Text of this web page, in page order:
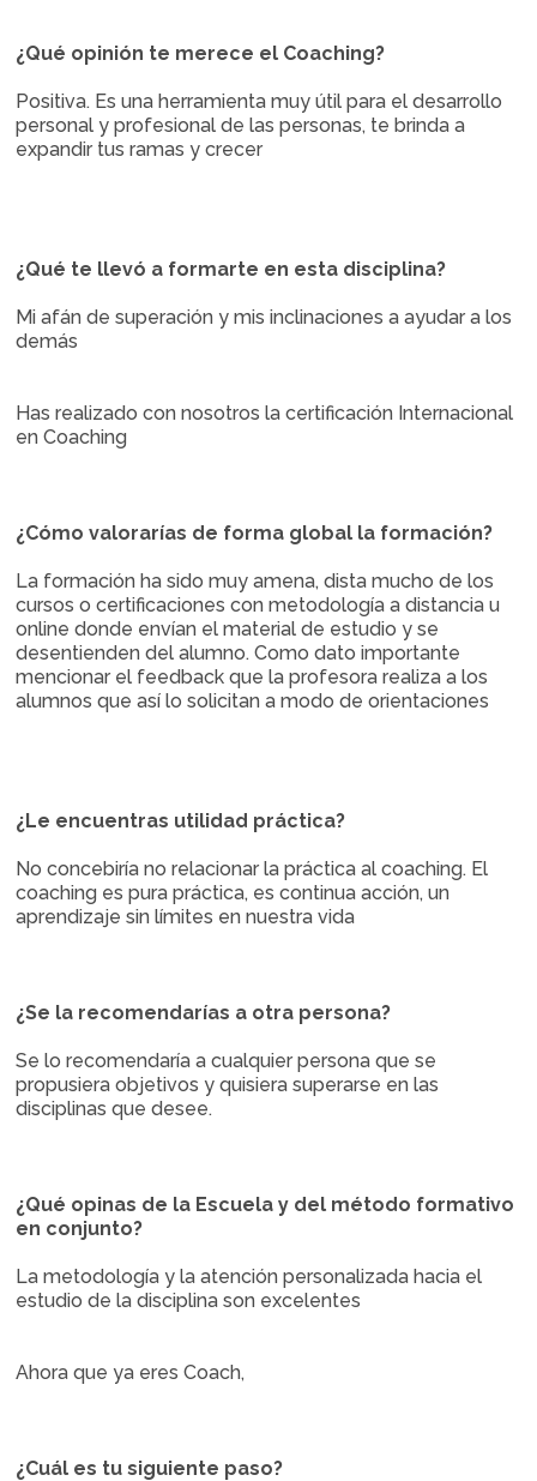
¿Qué opinión te merece el Coaching?
Positiva. Es una herramienta muy útil para el desarrollo
personal y profesional de las personas, te brinda a
expandir tus ramas y crecer
¿Qué te llevó a formarte en esta disciplina?
Mi afán de superación y mis inclinaciones a ayudar a los
demás
Has realizado con nosotros la certificación Internacional
en Coaching
¿Cómo valorarías de forma global la formación?
La formación ha sido muy amena, dista mucho de los
cursos o certificaciones con metodología a distancia u
online donde envían el material de estudio y se
desentienden del alumno. Como dato importante
mencionar el feedback que la profesora realiza a los
alumnos que así lo solicitan a modo de orientaciones
¿Le encuentras utilidad práctica?
No concebiría no relacionar la práctica al coaching. El
coaching es pura práctica, es continua acción, un
aprendizaje sin límites en nuestra vida
¿Se la recomendarías a otra persona?
Se lo recomendaría a cualquier persona que se
propusiera objetivos y quisiera superarse en las
disciplinas que desee.
¿Qué opinas de la Escuela y del método formativo
en conjunto?
La metodología y la atención personalizada hacia el
estudio de la disciplina son excelentes
Ahora que ya eres Coach,
¿Cuál es tu siguiente paso?